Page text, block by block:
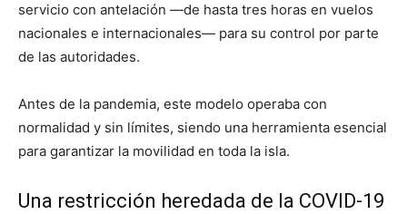
servicio con antelación —de hasta tres horas en vuelos
nacionales e internacionales— para su control por parte
de las autoridades.
Antes de la pandemia, este modelo operaba con
normalidad y sin límites, siendo una herramienta esencial
para garantizar la movilidad en toda la isla.
Una restricción heredada de la COVID-19